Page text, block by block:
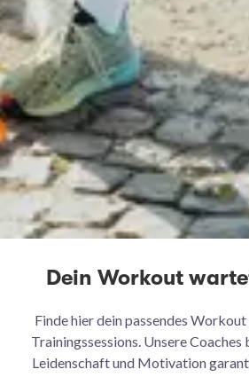
Dein Workout
Finde hier dein passendes
Trainingssessions. Unsere
Leidenschaft und Motivation